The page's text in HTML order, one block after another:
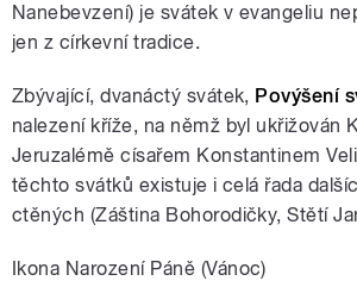
Nanebevzení) je svátek v evangeliu
jen z církevní tradice.
Zbývající, dvanáctý svátek, Povýšení
nalezení kříže, na němž byl ukřižován
Jeruzalémě císařem Konstantinem
těchto svátků existuje i celá řada
ctěných (Záština Bohorodičky, Stětí
Ikona Narození Páně (Vánoc)